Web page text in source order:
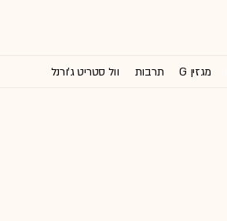
מגזין G תרבות וול סטריט ג'ורנל